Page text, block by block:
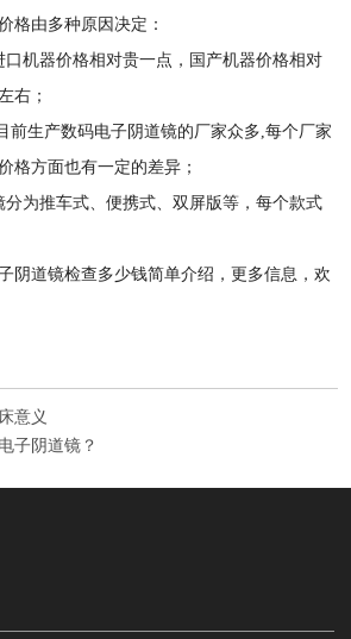
格由多种原因决定：
口机器价格相对贵一点，国产机器价格相对
右；
前生产数码电子阴道镜的厂家众多,每个厂家
格方面也有一定的差异；
分为推车式、便携式、双屏版等，每个款式
阴道镜检查多少钱简单介绍，更多信息，欢
意义
子阴道镜？